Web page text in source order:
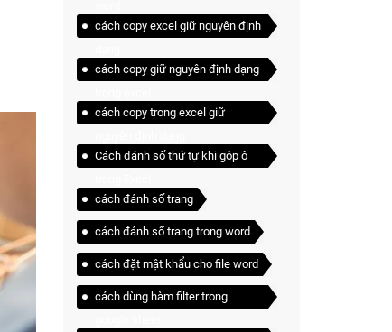
cách copy excel giữ nguyên định
cách copy giữ nguyên định dạng
cách copy trong excel giữ
Cách đánh số thứ tự khi gộp ô
cách đánh số trang
cách đánh số trang trong word
cách đặt mật khẩu cho file word
cách dùng hàm filter trong